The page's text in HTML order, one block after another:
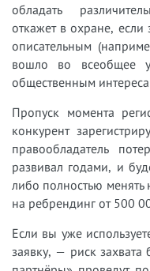
обладать
откажет в охране, если
описательным
вошло во всеобщее
общественным
Пропуск момента
конкурент
правообладатель
развивал годами, и
либо полностью
на ребрендинг от 500
Если вы уже
заявку, — риск